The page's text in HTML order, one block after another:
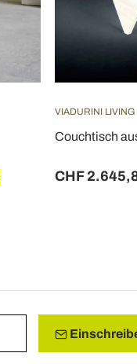
VIADURINI LIVING
Couchtisch
CHF